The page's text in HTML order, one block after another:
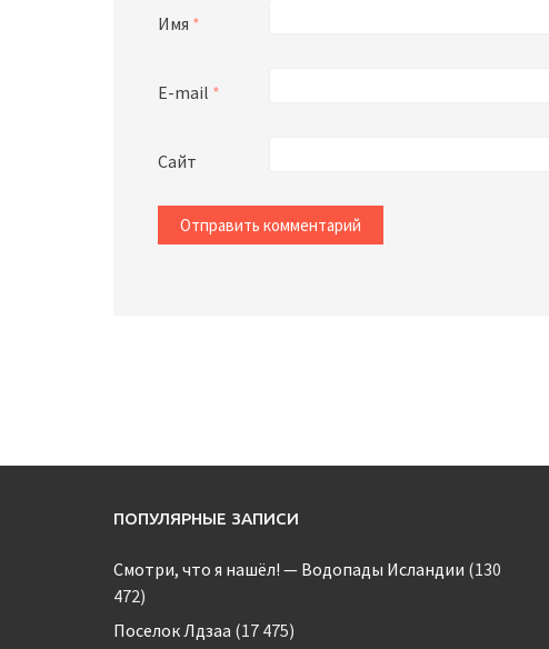
Имя *
E-mail *
Сайт
ПОПУЛЯРНЫЕ ЗАПИСИ
Смотри, что я нашёл! — Водопады Исландии (130
472)
Поселок Лдзаа (17 475)